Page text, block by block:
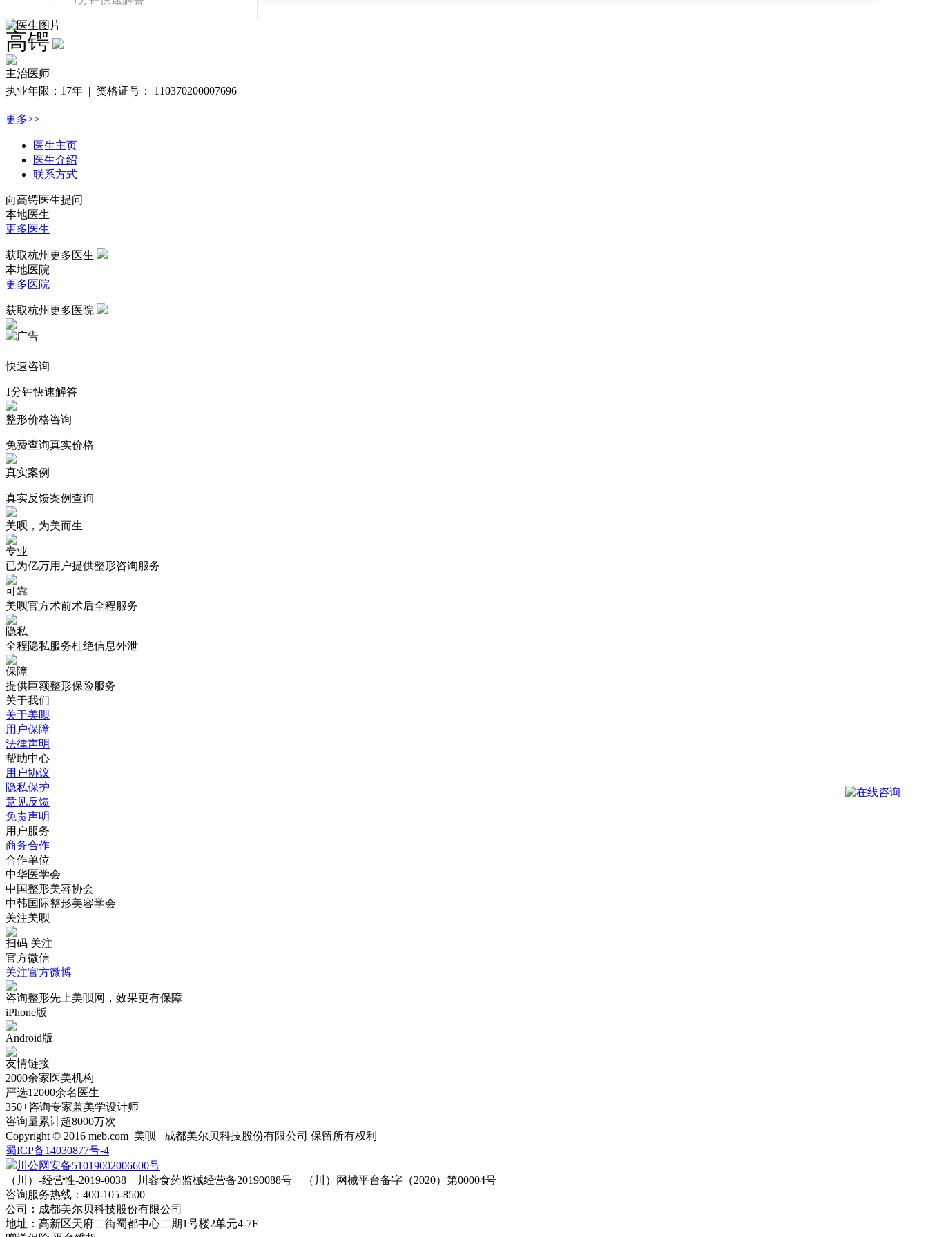
真实案例
高锷
主治医师
执业年限： 17年 | 资格证号： 110370200007696
更多>>
医生主页
医生介绍
联系方式
向高锷医生提问
本地医生
更多医生
获取杭州更多医生
本地医院
更多医院
获取杭州更多医院
快速咨询
1分钟快速解答
整形价格咨询
免费查询真实价格
真实案例
真实反馈案例查询
美呗，为美而生
专业
已为亿万用户提供整形咨询服务
可靠
美呗官方术前术后全程服务
隐私
全程隐私服务杜绝信息外泄
保障
提供巨额整形保险服务
关于我们
关于美呗
用户保障
法律声明
帮助中心
用户协议
隐私保护
意见反馈
免责声明
用户服务
商务合作
合作单位
中华医学会
中国整形美容协会
中韩国际整形美容学会
关注美呗
扫码 关注
官方微信
关注官方微博
咨询整形先上美呗网，效果更有保障
iPhone版
Android版
友情链接
2000余家医美机构
严选12000余名医生
350+咨询专家兼美学设计师
咨询量累计超8000万次
Copyright © 2016 meb.com 美呗 成都美尔贝科技股份有限公司 保留所有权利
蜀ICP备14030877号-4
川公网安备51019002006600号
（川）-经营性-2019-0038 川蓉食药监械经营备20190088号 （川）网械平台备字（2020）第00004号
咨询服务热线：400-105-8500
公司：成都美尔贝科技股份有限公司
地址：高新区天府二街蜀都中心二期1号楼2单元4-7F